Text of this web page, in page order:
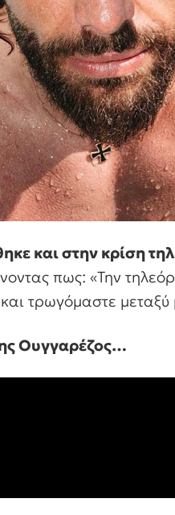
και στην κρίση
πως: «Την
τρωγόμαστε μεταξύ
Ουγγαρέζος…